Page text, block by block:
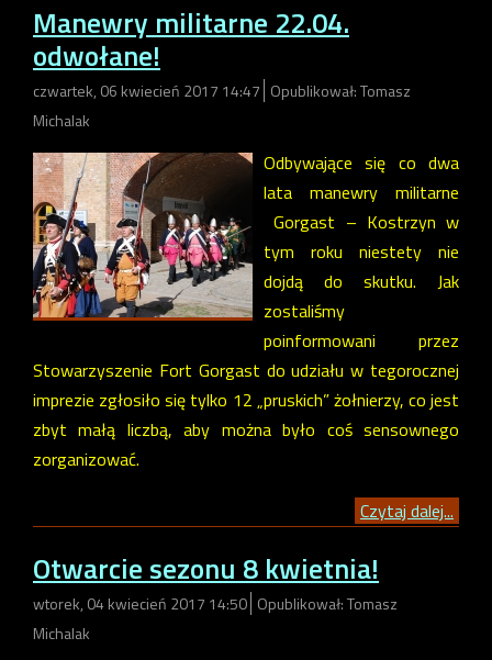
Manewry militarne 22.04.
odwołane!
czwartek, 06 kwiecień 2017 14:47 Opublikował: Tomasz
Michalak
Odbywające się co dwa
lata manewry militarne
Gorgast – Kostrzyn w
tym roku niestety nie
dojdą do skutku. Jak
zostaliśmy
poinformowani przez
Stowarzyszenie Fort Gorgast do udziału w tegorocznej
imprezie zgłosiło się tylko 12 „pruskich” żołnierzy, co jest
zbyt małą liczbą, aby można było coś sensownego
zorganizować.
Czytaj dalej...
Otwarcie sezonu 8 kwietnia!
wtorek, 04 kwiecień 2017 14:50 Opublikował: Tomasz
Michalak